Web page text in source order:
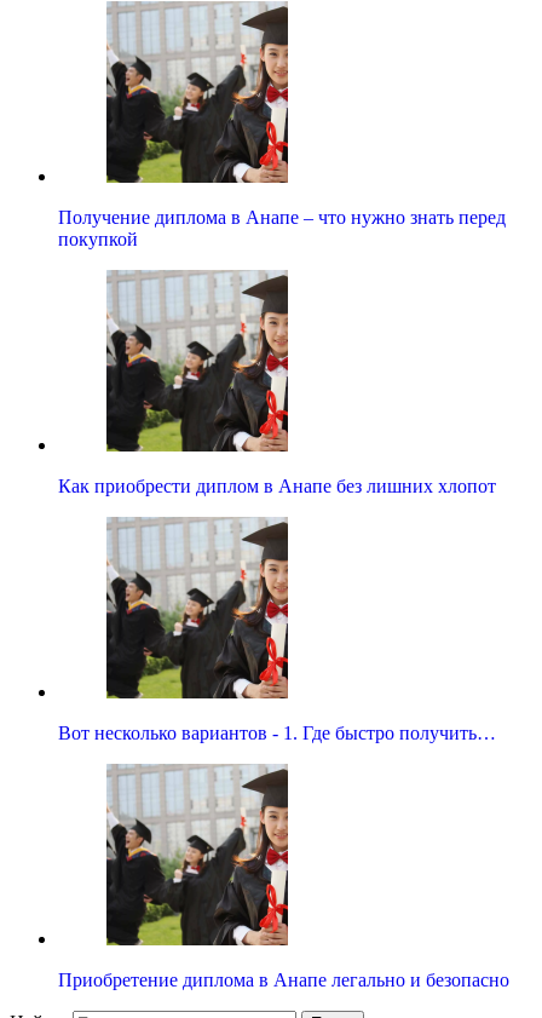
Получение диплома в Анапе – что нужно знать перед
покупкой
Как приобрести диплом в Анапе без лишних хлопот
Вот несколько вариантов - 1. Где быстро получить…
Приобретение диплома в Анапе легально и безопасно